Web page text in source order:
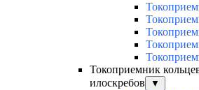
Токоприемник
илоскребов
▼